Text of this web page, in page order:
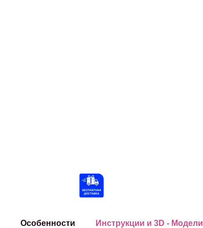
Особенности Инструкции и 3D - Модели